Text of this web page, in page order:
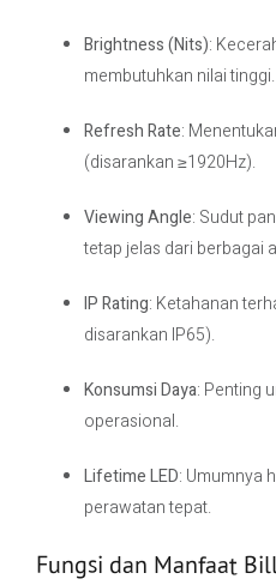
Brightness (Nits):
membutuhkan nilai tinggi.
Refresh Rate:
(disarankan ≥1920Hz).
Viewing Angle: Sudut
tetap jelas dari berbagai
IP Rating: Ketahanan
disarankan IP65).
Konsumsi Daya: Penting
operasional.
Lifetime LED: Umumnya
perawatan tepat.
Fungsi dan Manfaat